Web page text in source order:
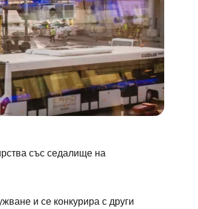
със седалище на
и се конкурира с други